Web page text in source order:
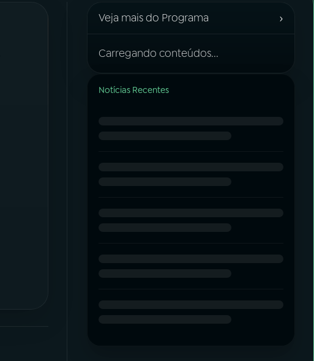
Veja mais do Programa ›
Carregando conteúdos...
Notícias Recentes